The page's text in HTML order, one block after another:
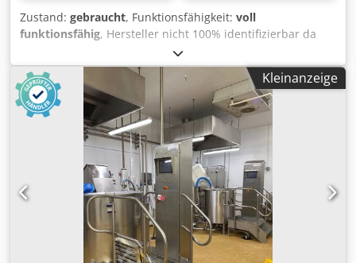
Zustand: gebraucht, Funktionsfähigkeit: voll
funktionsfähig, Hersteller nicht 100% identifizierbar da
kein Typenschild an der Gesamtmaschine. Maschine
befindet sich in 06502 Thale Maschinenart:
Fassschmelzanlage / Drum Melter für 200-Liter-Gebinde
Materialförderung: Motorisch angetriebene Pumpe
Hubsystem: Pneumatisch Schmelzsystem: Beheizte
Druck-/Schmelzplatte mit zwei umlaufenden Dichtungen
Steuerung: Separater Schaltschrank Djdpfx Ahszr Edpj Tjck
Ausführliche Beschreibung/Dokumentation der
Fassschmelzanlage im Anhang
Kleinanzeige